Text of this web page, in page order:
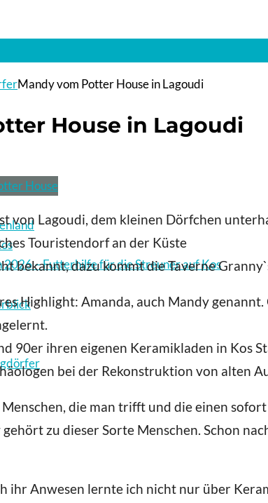
2026 – Futterhilfe für die Streuner auf Kos
Mandy vom Potter House in Lagoudi
House in Lagoudi
von Lagoudi, dem kleinen Dörfchen
Touristendorf an der Küste
bekannt, dazu kommt die Taverne
Highlight: Amanda, auch Mandy
90er ihren eigenen Keramikladen in Kos
bei der Rekonstruktion von alten
Menschen, die man trifft und die einen
zu dieser Sorte Menschen. Schon
ihr Anwesen lernte ich nicht nur über